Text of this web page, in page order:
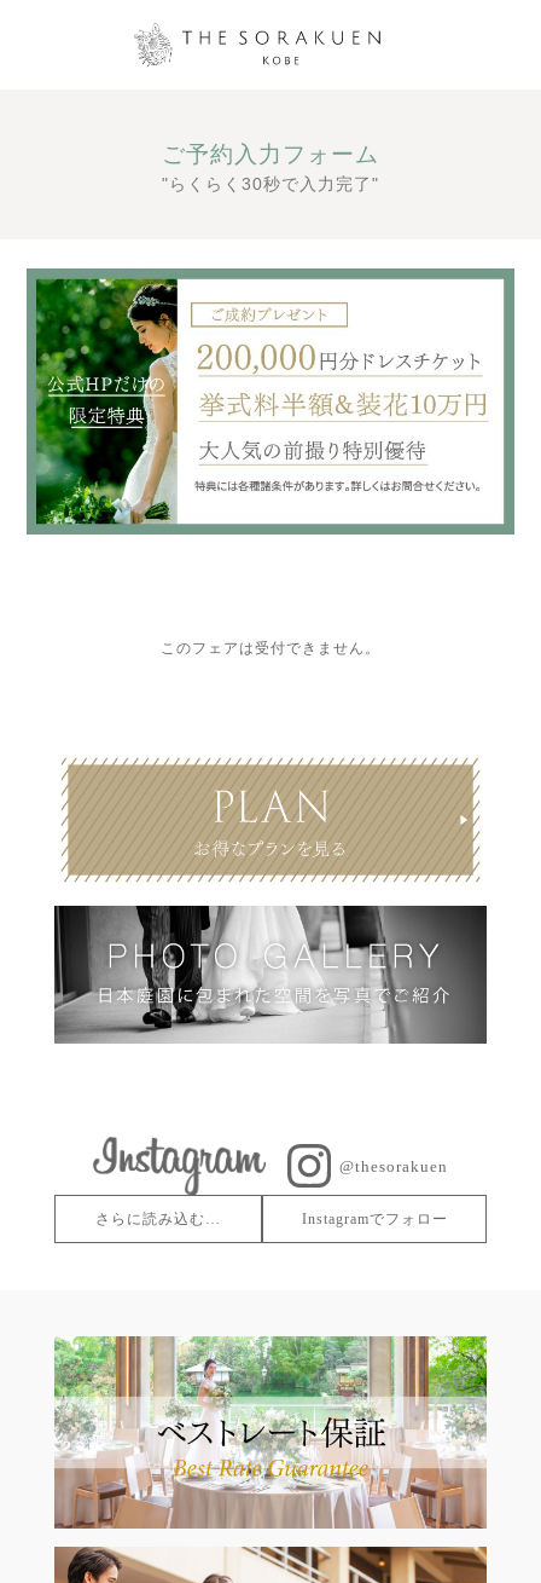
ご予約入力フォーム
"らくらく30秒で入力完了"
このフェアは受付できません。
@thesorakuen
さらに読み込む… Instagramでフォロー